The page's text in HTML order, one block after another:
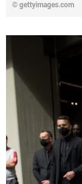
© gettyimages.com